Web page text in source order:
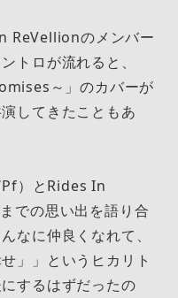
ReVellionのメンバー
トロが流れると、
～」のカバーが
してきたこともあ
）とRides In
での思い出を語り合
なに仲良くなれて、
」」というヒカリト
するはずだったの